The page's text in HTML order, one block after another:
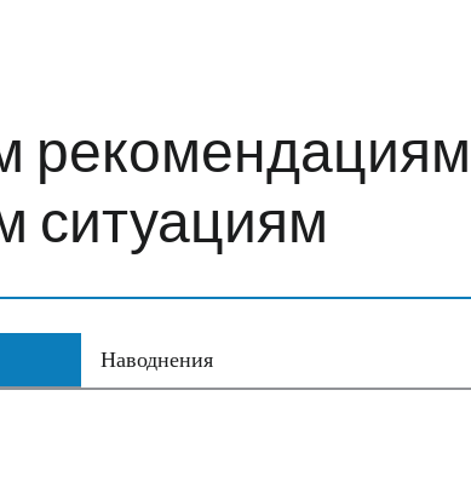
рекомендациям
ситуациям
Наводнения